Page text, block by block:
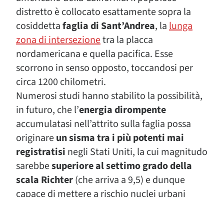
distretto è collocato esattamente sopra la
cosiddettafaglia di Sant’Andrea, lalunga
zona di intersezionetra la placca
nordamericana e quella pacifica. Esse
scorrono in senso opposto, toccandosi per
circa 1200 chilometri.
Numerosi studi hanno stabilito la possibilità,
in futuro, che l’energia dirompente
accumulatasi nell’attrito sulla faglia possa
originareun sisma tra i più potenti mai
registratisi negli Stati Uniti, la cui magnitudo
sarebbesuperiore al settimo grado della
scala Richter(che arriva a 9,5) e dunque
capace di mettere a rischio nuclei urbani